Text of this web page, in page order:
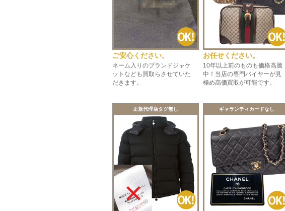
ご安心ください。
ネーム入りのブランドジャケ
ットなども買取らさせていた
だきます。
お任せください。
10年以上前のものも価格高騰
中！当店の専門バイヤーが見
極め高価買取が可能です。
正規代理店タグ無し ギャランティカードなし